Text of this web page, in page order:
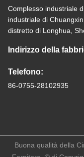
Complesso industriale
industriale di
distretto di Longhua,
Indirizzo della
Telefono:
86-0755-28102935
Buona qualità della